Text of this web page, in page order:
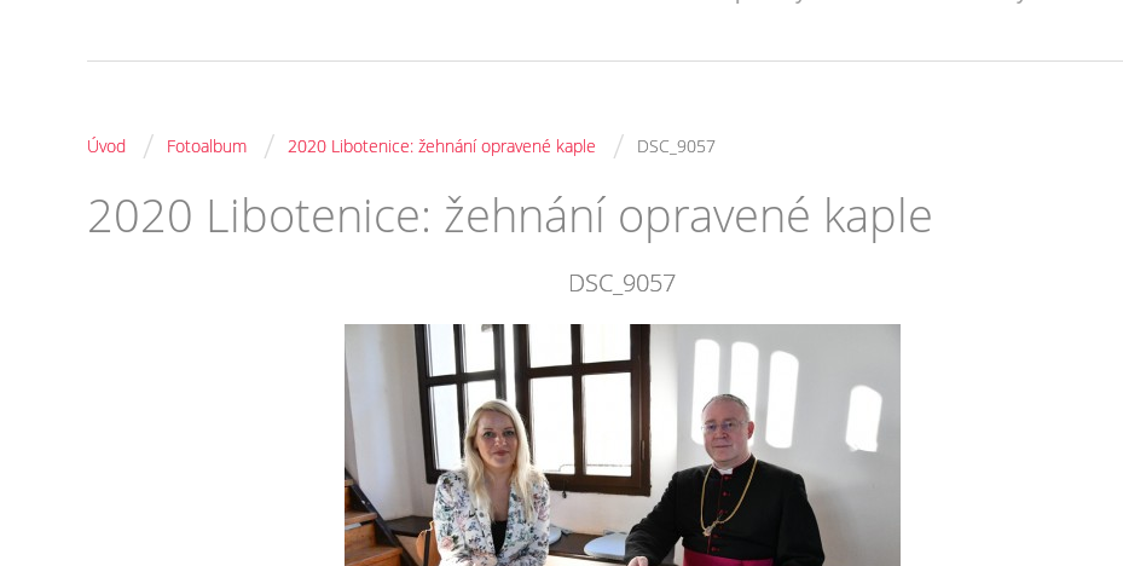
Úvod / Fotoalbum / 2020 Libotenice: žehnání opravené kaple / DSC_9057
2020 Libotenice: žehnání opravené kaple
DSC_9057